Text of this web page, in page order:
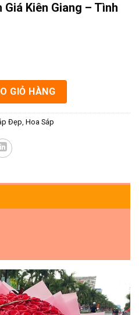
Giá Kiên Giang – Tình
Giang - Tình Yêu Vĩnh Cửu số
GIỎ HÀNG
Đẹp, Hoa Sáp